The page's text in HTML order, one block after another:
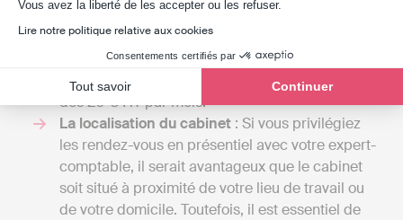
Vous avez la liberté de les accepter ou les refuser.
Lire notre politique relative aux cookies
Consentements certifiés par
Tout savoir Continuer
élaborée, comprenant la gestion de la paie ou
l'établissement d’un budget prévisionnel. Avec
Indy, vous pouvez tenir votre comptabilité et
transmettre vos déclarations fiscales en ligne
dès 20 € HT par mois.
La localisation du cabinet : Si vous privilégiez
les rendez-vous en présentiel avec votre expert-
comptable, il serait avantageux que le cabinet
soit situé à proximité de votre lieu de travail ou
de votre domicile. Toutefois, il est essentiel de